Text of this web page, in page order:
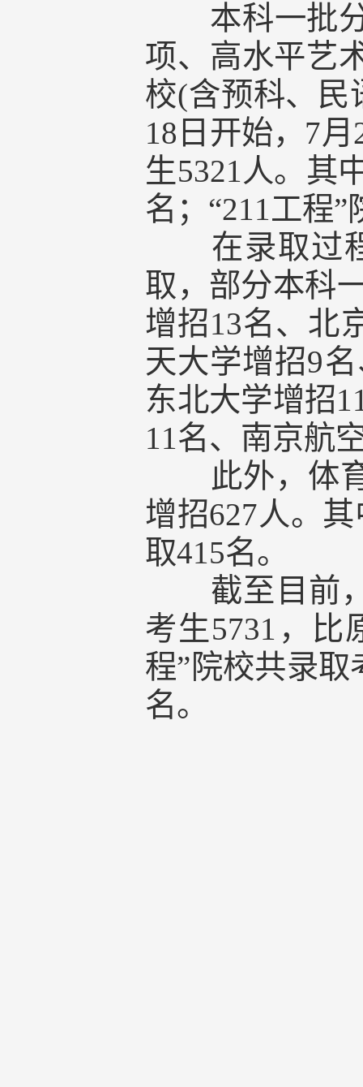
本科一批
项、高水平艺
校(含预科、民
18日开始，7
生5321人。其
名；“211工程
在录取过
取，部分本科
增招13名、北
天大学增招9
东北大学增招
11名、南京航
此外，体
增招627人。
取415名。
截至目前
考生5731，比
程”院校共录取
名。